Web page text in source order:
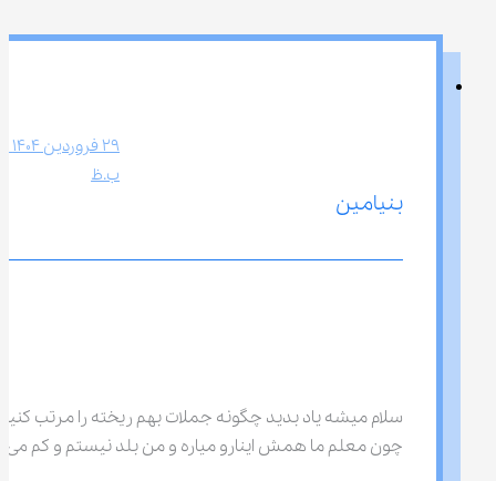
بنیامین
ب.ظ
سلام میشه یاد بدید چگونه جملات بهم ریخته را مرتب
چون معلم ما همش اینارو میاره و من بلد نیستم و کم می